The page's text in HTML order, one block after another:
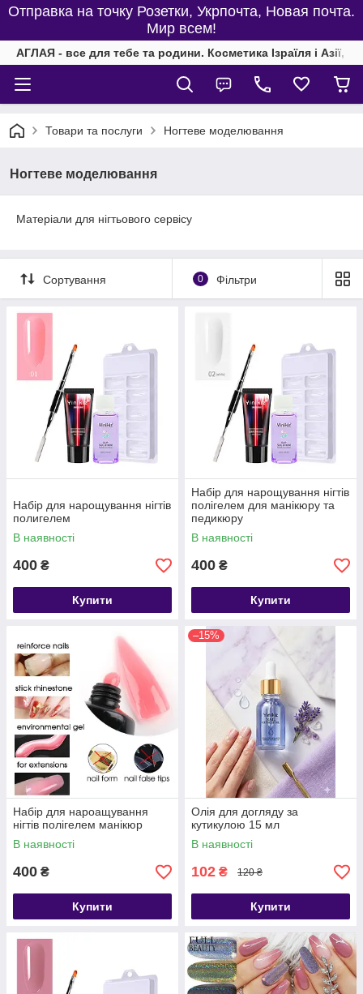
Отправка на точку Розетки, Укрпочта, Новая почта.
Мир всем!
АГЛАЯ - все для тебе та родини. Косметика Ізраїля і Азії,
Товари та послуги Ногтеве моделювання
Ногтеве моделювання
Матеріали для нігтьового сервісу
Сортування 0 Фільтри
Набір для нарощування нігтів
полигелем
В наявності
400 ₴
Купити
Набір для нарощування нігтів
полігелем для манікюру та
педикюру
В наявності
400 ₴
Купити
Набір для нароащування
нігтів полігелем манікюр
В наявності
400 ₴
Купити
–15%
Олія для догляду за
кутикулою 15 мл
В наявності
102 ₴ 120 ₴
Купити